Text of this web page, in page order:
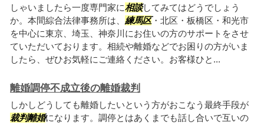
しゃいましたら一度専門家に相談してみてはどうでしょう
か。本間綜合法律事務所は、 練馬区・北区・板橋区・和光市
を中心に東京、埼玉、神奈川にお住いの方のサポートをさせ
ていただいております。相続や離婚などでお困りの方がいま
したら、ぜひお気軽にご連絡ください。お客様ひと...
離婚調停不成立後の離婚裁判
しかしどうしても離婚したいという方がおこなう最終手段が
裁判離婚になります。調停とはあくまでも話し合いで互いの